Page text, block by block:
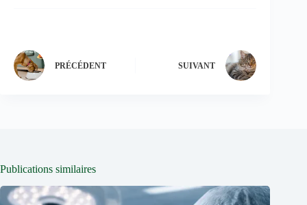
PRÉCÉDENT SUIVANT
Publications similaires